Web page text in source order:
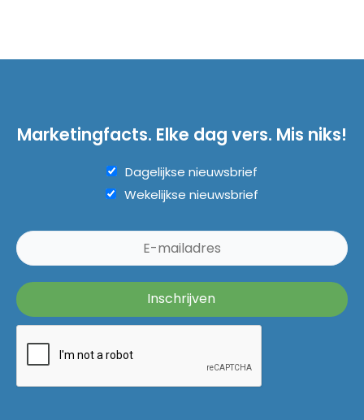
Marketingfacts. Elke dag vers. Mis niks!
Dagelijkse nieuwsbrief
Wekelijkse nieuwsbrief